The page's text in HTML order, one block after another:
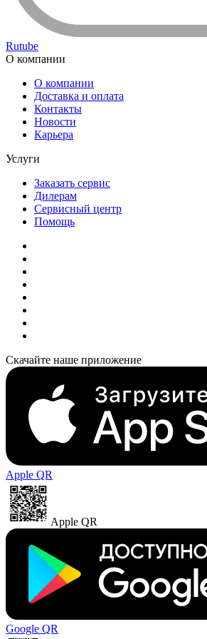
Rutube
О компании
О компании
Доставка и оплата
Контакты
Новости
Карьера
Услуги
Заказать сервис
Дилерам
Сервисный центр
Помощь
Скачайте наше приложение
Apple QR
Apple QR
Google QR